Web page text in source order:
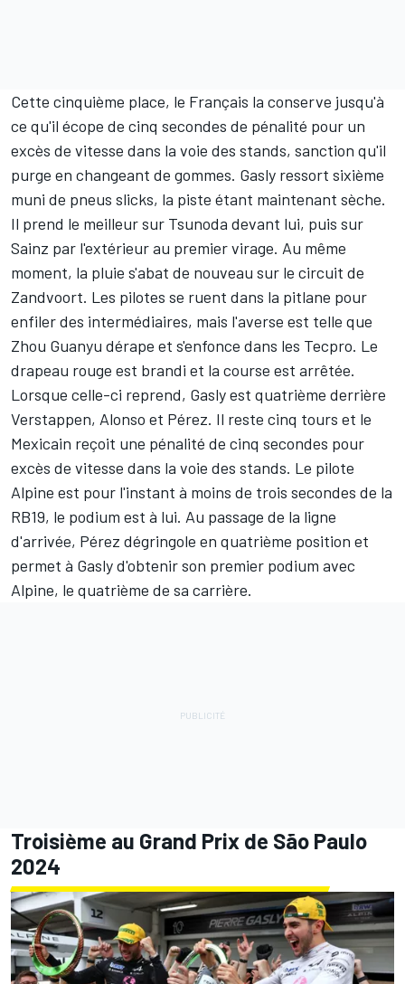
Cette cinquième place, le Français la conserve jusqu'à
ce qu'il écope de cinq secondes de pénalité pour un
excès de vitesse dans la voie des stands, sanction qu'il
purge en changeant de gommes. Gasly ressort sixième
muni de pneus slicks, la piste étant maintenant sèche.
Il prend le meilleur sur Tsunoda devant lui, puis sur
Sainz par l'extérieur au premier virage. Au même
moment, la pluie s'abat de nouveau sur le circuit de
Zandvoort. Les pilotes se ruent dans la pitlane pour
enfiler des intermédiaires, mais l'averse est telle que
Zhou Guanyu dérape et s'enfonce dans les Tecpro. Le
drapeau rouge est brandi et la course est arrêtée.
Lorsque celle-ci reprend, Gasly est quatrième derrière
Verstappen, Alonso et Pérez. Il reste cinq tours et le
Mexicain reçoit une pénalité de cinq secondes pour
excès de vitesse dans la voie des stands. Le pilote
Alpine est pour l'instant à moins de trois secondes de la
RB19, le podium est à lui. Au passage de la ligne
d'arrivée, Pérez dégringole en quatrième position et
permet à Gasly d'obtenir son premier podium avec
Alpine, le quatrième de sa carrière.
Troisième au Grand Prix de São Paulo
2024